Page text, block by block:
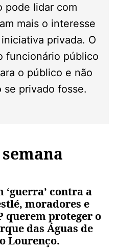
pode lidar com
mais o interesse
privada. O
funcionário público
o público e não
se privado fosse.
‘guerra’ contra a
moradores e
querem proteger o
das Águas de
Lourenço.